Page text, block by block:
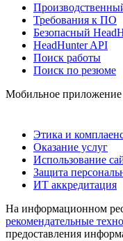
Требования к ПО
Безопасный
HeadHunter API
Поиск работы
Поиск по резюме
Мобильное приложение
Этика и
Оказание услуг
Использование
Защита
ИТ аккредитация
На информационном
рекомендательные
предоставления